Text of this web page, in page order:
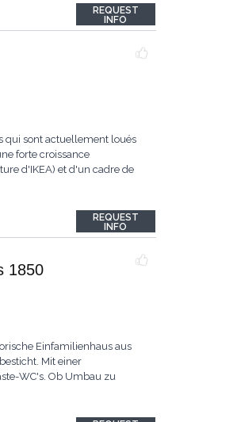
REQUEST
INFO
qui sont actuellement loués
forte croissance
d'IKEA) et d'un cadre de
REQUEST
INFO
1850
Einfamilienhaus aus
Mit einer
WC's. Ob Umbau zu